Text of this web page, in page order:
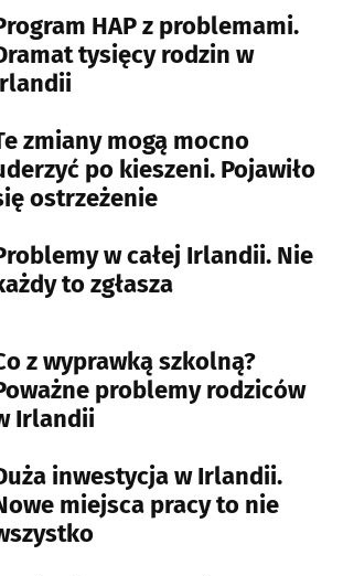
HAP z problemami.
tysięcy rodzin w
zmiany mogą mocno
po kieszeni. Pojawiło
ostrzeżenie
w całej Irlandii. Nie
to zgłasza
z wyprawką szkolną?
problemy rodziców
Irlandii
inwestycja w Irlandii.
miejsca pracy to nie